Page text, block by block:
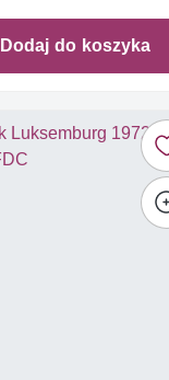
Dodaj do koszyka